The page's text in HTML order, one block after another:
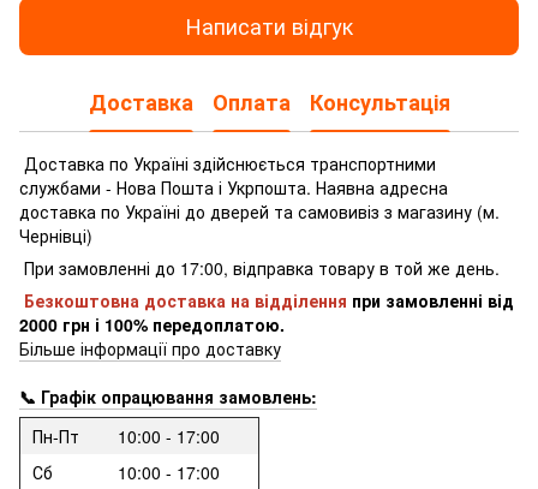
Написати відгук
Доставка Оплата Консультація
Доставка по Україні здійснюється транспортними
службами - Нова Пошта і Укрпошта. Наявна адресна
доставка по Україні до дверей та самовивіз з магазину (м.
Чернівці)
При замовленні до 17:00, відправка товару в той же день.
Безкоштовна доставка на відділення при замовленні від
2000 грн і 100% передоплатою.
Більше інформації про доставку
📞 Графік опрацювання замовлень:
Пн-Пт
10:00 - 17:00
Сб
10:00 - 17:00